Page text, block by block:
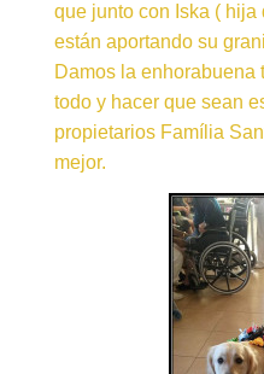
que junto con Iska ( hija
están aportando su
Damos la enhorabuena
todo y hacer que sean
propietarios Família
mejor.